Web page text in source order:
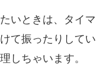
いときは、タイマ
て振ったりしてい
しちゃいます。